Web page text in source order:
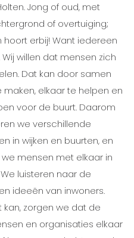
Jong of oud, met
of overtuiging;
hoort erbij! Want iedereen
willen dat mensen zich
Dat kan door samen
maken, elkaar te helpen en
voor de buurt. Daarom
we verschillende
in wijken en buurten, en
mensen met elkaar in
luisteren naar de
ideeën van inwoners.
kan, zorgen we dat de
en organisaties elkaar